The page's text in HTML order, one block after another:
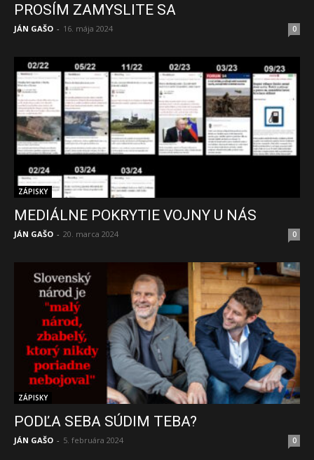
PROSÍM ZAMYSLITE SA
JÁN GAŠO - 16. mája 2024 0
ZÁPISKY
MEDIÁLNE POKRYTIE VOJNY U NÁS
JÁN GAŠO - 20. marca 2024 0
ZÁPISKY
PODĽA SEBA SÚDIM TEBA?
JÁN GAŠO - 5. februára 2024 0